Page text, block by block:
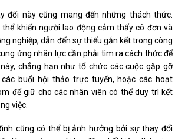
đổi này cũng mang đến những thách thức.
thể khiến người lao động cảm thấy cô đơn và
nghiệp, dẫn đến sự thiếu gắn kết trong công
ứng nhân lực cần phải tìm ra cách thức để
chẳng hạn như tổ chức các cuộc gặp gỡ
buổi hội thảo trực tuyến, hoặc các hoạt
để giữ cho các nhân viên có thể duy trì kết
việc.
cũng có thể bị ảnh hưởng bởi sự thay đổi